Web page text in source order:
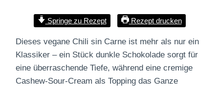
Springe zu Rezept Rezept drucken
Dieses vegane Chili sin Carne ist mehr als nur ein
Klassiker – ein Stück dunkle Schokolade sorgt für
eine überraschende Tiefe, während eine cremige
Cashew-Sour-Cream als Topping das Ganze